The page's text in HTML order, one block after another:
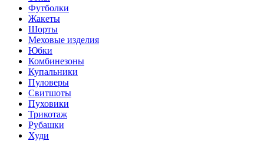
Футболки
Жакеты
Шорты
Меховые изделия
Юбки
Комбинезоны
Купальники
Пуловеры
Свитшоты
Пуховики
Трикотаж
Рубашки
Худи